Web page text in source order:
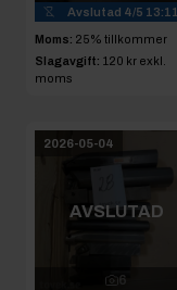
Avslutad 4/5 13:11
Moms: 25% tillkommer
Slagavgift: 120 kr exkl.
moms
2026-05-04
AVSLUTAD
6